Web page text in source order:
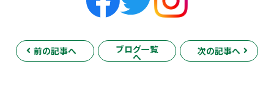
前の記事へ ブログ一覧
へ
次の記事へ